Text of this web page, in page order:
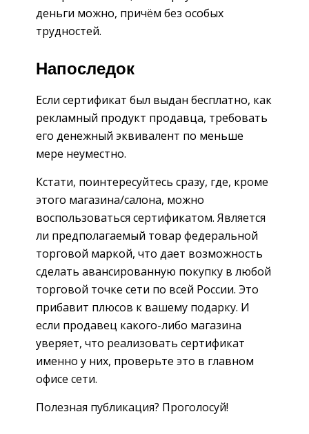
деньги можно, причём без особых
трудностей.
Напоследок
Если сертификат был выдан бесплатно, как
рекламный продукт продавца, требовать
его денежный эквивалент по меньше
мере неуместно.
Кстати, поинтересуйтесь сразу, где, кроме
этого магазина/салона, можно
воспользоваться сертификатом. Является
ли предполагаемый товар федеральной
торговой маркой, что дает возможность
сделать авансированную покупку в любой
торговой точке сети по всей России. Это
прибавит плюсов к вашему подарку. И
если продавец какого-либо магазина
уверяет, что реализовать сертификат
именно у них, проверьте это в главном
офисе сети.
Полезная публикация? Проголосуй!